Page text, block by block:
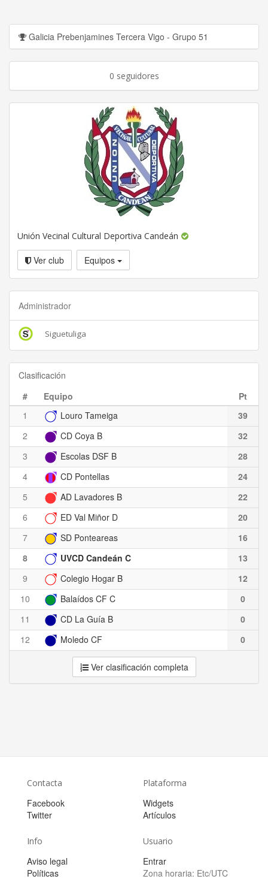
Galicia Prebenjamines Tercera Vigo - Grupo 51
0 seguidores
Unión Vecinal Cultural Deportiva Candeán
Ver club Equipos
Administrador
Siguetuliga
Clasificación
#
Equipo
Pt
1
Louro Tameiga
39
2
CD Coya B
32
3
Escolas DSF B
28
4
CD Pontellas
24
5
AD Lavadores B
22
6
ED Val Miñor D
20
7
SD Ponteareas
16
8
UVCD Candeán C
13
9
Colegio Hogar B
12
10
Balaídos CF C
0
11
CD La Guía B
0
12
Moledo CF 0
Ver clasificación completa
Contacta
Facebook
Twitter
Plataforma
Widgets
Artículos
Info
Aviso legal
Políticas
Usuario
Entrar
Zona horaria: Etc/UTC